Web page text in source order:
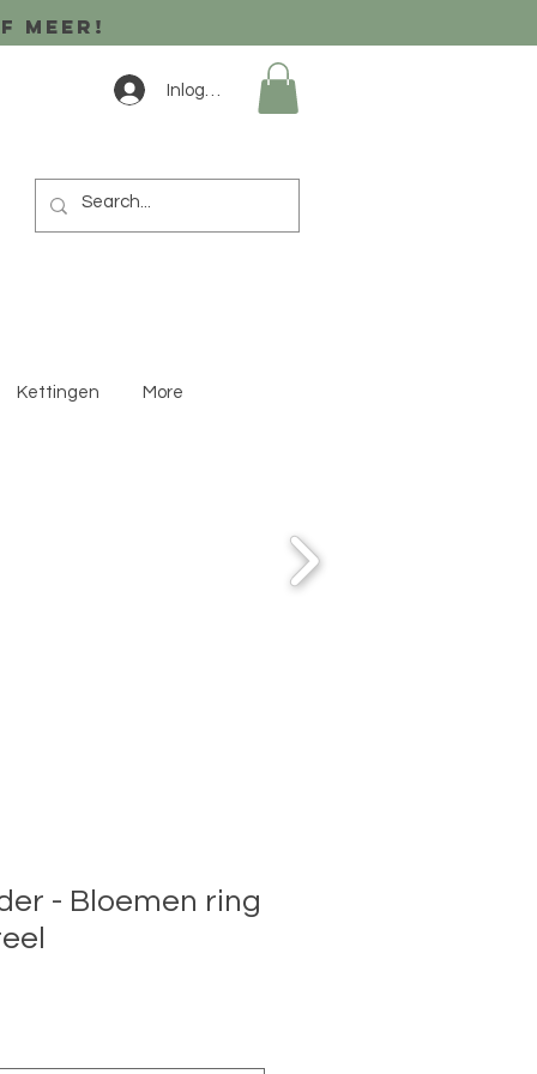
meer!
Inloggen
Kettingen More
- Bloemen ring